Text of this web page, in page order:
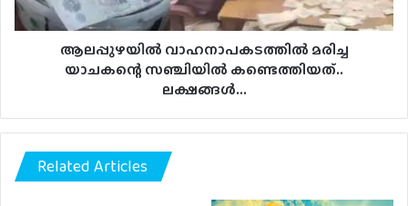
ആലപ്പുഴയിൽ വാഹനാപകടത്തില്‍ മരിച്ച
യാചകന്റെ സഞ്ചിയില്‍ കണ്ടെത്തിയത്..
ലക്ഷങ്ങൾ...
Related Articles